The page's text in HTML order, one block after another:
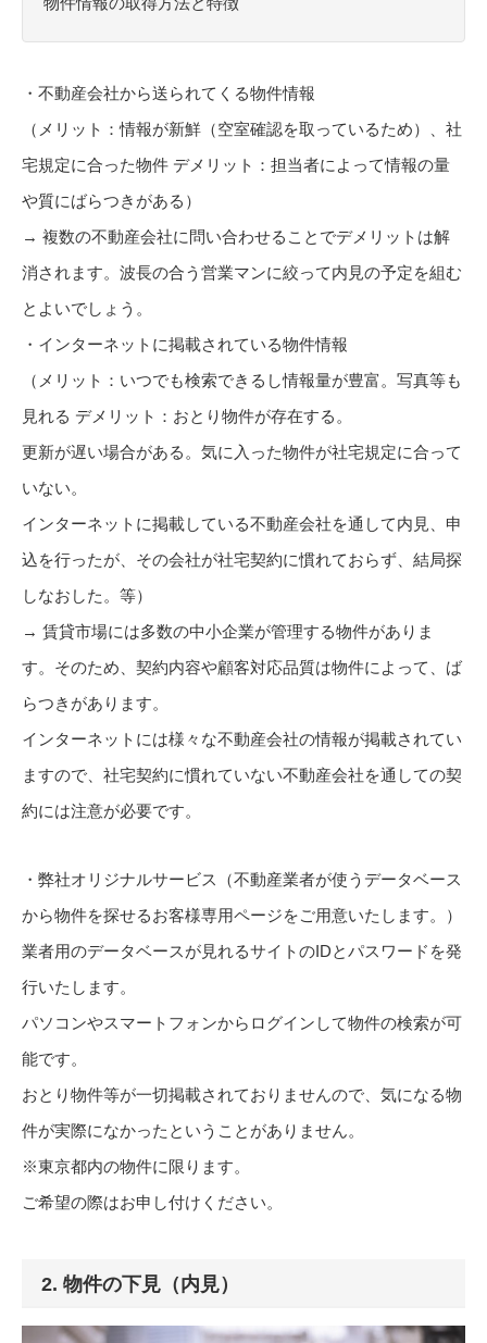
・不動産会社から送られてくる物件情報
（メリット：情報が新鮮（空室確認を取っているため）、社
宅規定に合った物件 デメリット：担当者によって情報の量
や質にばらつきがある）
→ 複数の不動産会社に問い合わせることでデメリットは解
消されます。波長の合う営業マンに絞って内見の予定を組む
とよいでしょう。
・インターネットに掲載されている物件情報
（メリット：いつでも検索できるし情報量が豊富。写真等も
見れる デメリット：おとり物件が存在する。
更新が遅い場合がある。気に入った物件が社宅規定に合って
いない。
インターネットに掲載している不動産会社を通して内見、申
込を行ったが、その会社が社宅契約に慣れておらず、結局探
しなおした。等）
→ 賃貸市場には多数の中小企業が管理する物件がありま
す。そのため、契約内容や顧客対応品質は物件によって、ば
らつきがあります。
インターネットには様々な不動産会社の情報が掲載されてい
ますので、社宅契約に慣れていない不動産会社を通しての契
約には注意が必要です。
・弊社オリジナルサービス（不動産業者が使うデータベース
から物件を探せるお客様専用ページをご用意いたします。）
業者用のデータベースが見れるサイトのIDとパスワードを発
行いたします。
パソコンやスマートフォンからログインして物件の検索が可
能です。
おとり物件等が一切掲載されておりませんので、気になる物
件が実際になかったということがありません。
※東京都内の物件に限ります。
ご希望の際はお申し付けください。
2. 物件の下見（内見）